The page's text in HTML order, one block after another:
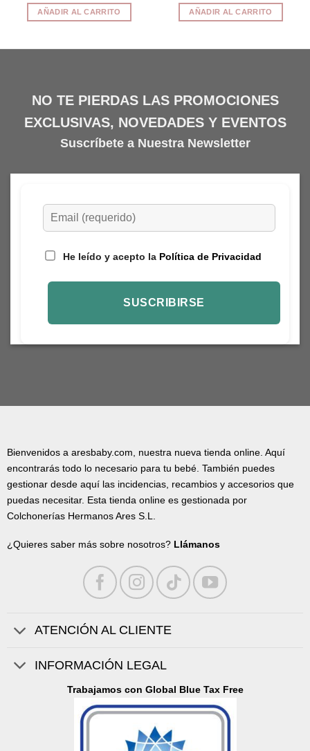
original
era:
actual
es:
AÑADIR AL CARRITO
original
era:
actual
es:
AÑADIR AL CARRITO
NO TE PIERDAS LAS PROMOCIONES
EXCLUSIVAS, NOVEDADES Y EVENTOS
Suscríbete a Nuestra Newsletter
He leído y acepto la Política de Privacidad
Bienvenidos a aresbaby.com, nuestra nueva tienda online. Aquí
encontrarás todo lo necesario para tu bebé. También puedes
gestionar desde aquí las incidencias, recambios y accesorios que
puedas necesitar. Esta tienda online es gestionada por
Colchonerías Hermanos Ares S.L.
¿Quieres saber más sobre nosotros? Llámanos
ATENCIÓN AL CLIENTE
INFORMACIÓN LEGAL
Trabajamos con Global Blue Tax Free